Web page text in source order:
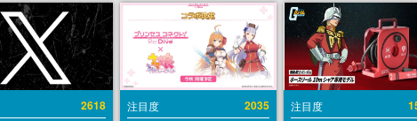
2618 注目度 2035 注目度